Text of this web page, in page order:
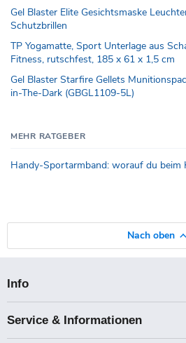
Gel Blaster Elite Gesichtsmaske
Schutzbrillen
TP Yogamatte, Sport Unterlage aus
Fitness, rutschfest, 185 x 61 x 1,5 cm
Gel Blaster Starfire Gellets
in-The-Dark (GBGL1109-5L)
MEHR RATGEBER
Handy-Sportarmband: worauf du beim
Nach oben
Info
Service & Informationen